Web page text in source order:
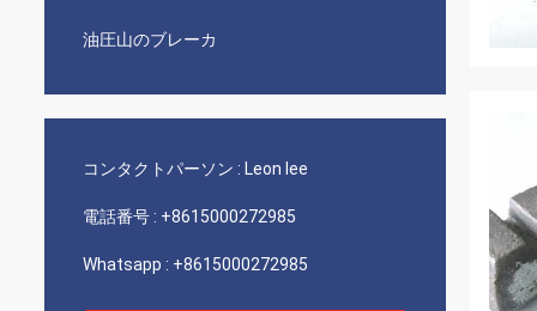
油圧山のブレーカ
コンタクトパーソン : Leon lee
電話番号 : +8615000272985
Whatsapp : +8615000272985